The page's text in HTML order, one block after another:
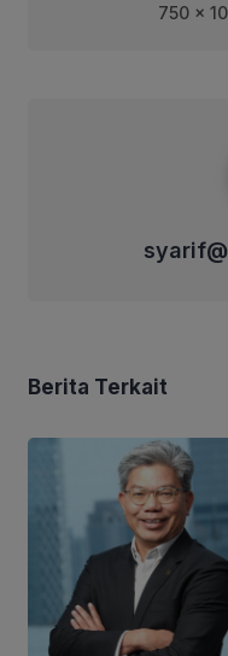
750 x
Berita Terkait